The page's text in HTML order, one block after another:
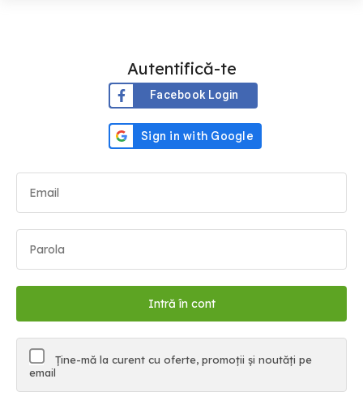
Autentifică-te
Facebook Login
Ține-mă la curent cu oferte, promoții și noutăți pe
email